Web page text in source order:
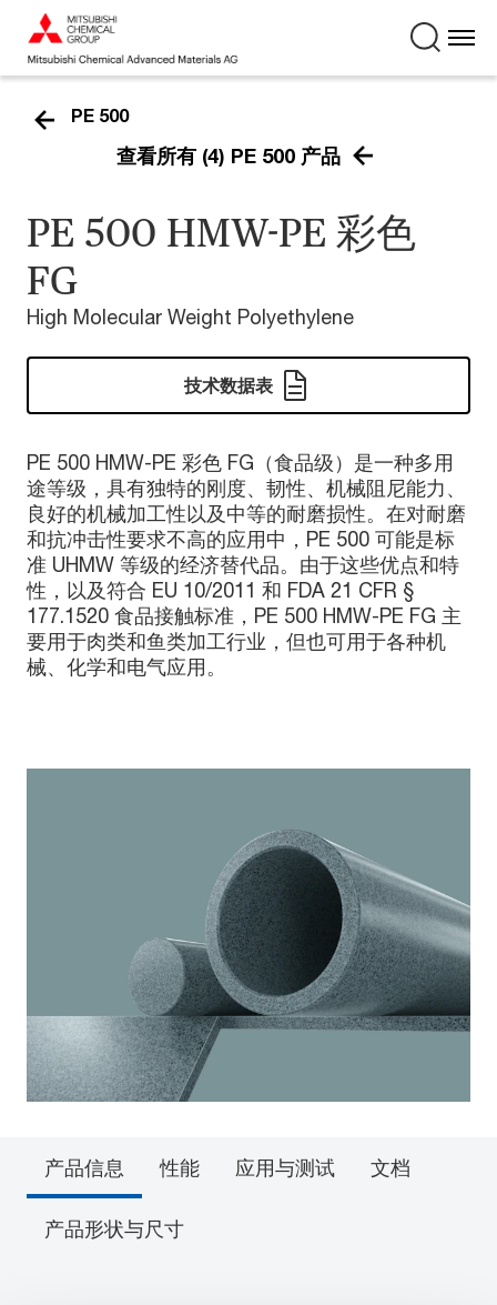
PE 500
查看所有 (4) PE 500 产品
PE 500 HMW-PE 彩色
FG
High Molecular Weight Polyethylene
技术数据表
PE 500 HMW-PE 彩色 FG（食品级）是一种多用
途等级，具有独特的刚度、韧性、机械阻尼能力、
良好的机械加工性以及中等的耐磨损性。在对耐磨
和抗冲击性要求不高的应用中，PE 500 可能是标
准 UHMW 等级的经济替代品。由于这些优点和特
性，以及符合 EU 10/2011 和 FDA 21 CFR §
177.1520 食品接触标准，PE 500 HMW-PE FG 主
要用于肉类和鱼类加工行业，但也可用于各种机
械、化学和电气应用。
产品信息 性能 应用与测试 文档
产品形状与尺寸